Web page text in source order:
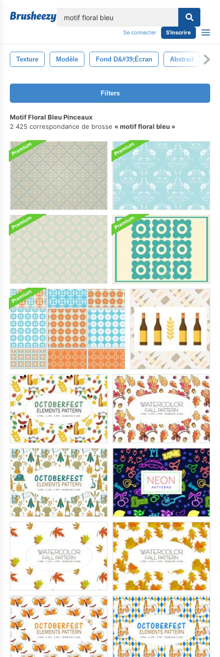
Se connecter S'inscrire
Texture Modèle Fond D&#39;écran Abstrait
Filters
Motif Floral Bleu Pinceaux
2 425 correspondance de brosse
motif floral bleu